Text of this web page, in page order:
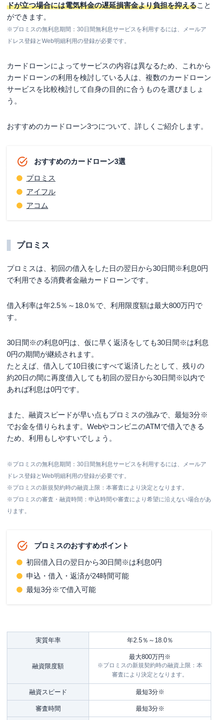
ドが立つ場合には電気料金の遅延損害金より負担を抑えること
ができます。
※プロミスの無利息期間：30日間無利息サービスを利用するには、メールア
ドレス登録とWeb明細利用の登録が必要です。
カードローンによってサービスの内容は異なるため、これから
カードローンの利用を検討している人は、複数のカードローン
サービスを比較検討して自身の目的に合うものを選びましょ
う。
おすすめのカードローン3つについて、詳しくご紹介します。
おすすめのカードローン3選
プロミス
アイフル
アコム
プロミス
プロミスは、初回の借入をした日の翌日から30日間※利息0円
で利用できる消費者金融カードローンです。
借入利率は年2.5％～18.0％で、利用限度額は最大800万円で
す。
30日間※の利息0円は、仮に早く返済をしても30日間※は利息
0円の期間が継続されます。
たとえば、借入して10日後にすべて返済したとして、残りの
約20日の間に再度借入しても初回の翌日から30日間※ 以内で
あれば利息は0円です。
また、融資スピードが早い点もプロミスの強みで、 最短3分※
でお金を借りられます。WebやコンビニのATMで借入できる
ため、利用もしやすいでしょう。
※プロミスの無利息期間：30日間無利息サービスを利用するには、メールア
ドレス登録とWeb明細利用の登録が必要です。
※プロミスの新規契約時の融資上限：本審査により決定となります。
※プロミスの審査・融資時間：申込時間や審査により希望に沿えない場合があ
ります。
プロミスのおすすめポイント
初回借入日の翌日から30日間※は利息0円
申込・借入・返済が24時間可能
最短3分※で借入可能
実質年率 年2.5％～18.0％
融資限度額
最大800万円 ※
※プロミスの新規契約時の融資上限：本
審査により決定となります。
融資スピード 最短3分※
審査時間 最短3分※